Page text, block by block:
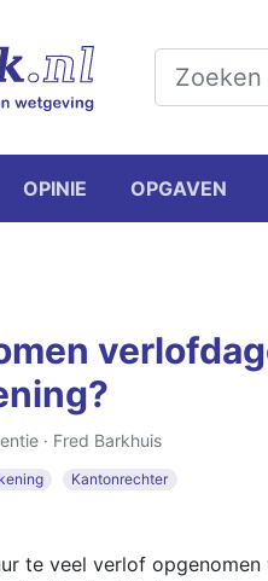
OPINIE OPGAVEN
· Fred Barkhuis
Kantonrechter
te veel verlof